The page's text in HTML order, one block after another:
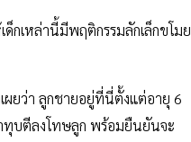
กเหล่านี้มีพฤติกรรมลักเล็กขโมย
ผยว่า ลูกชายอยู่ที่นี่ตั้งแต่อายุ 6
ทุบตีลงโทษลูก พร้อมยืนยันจะ